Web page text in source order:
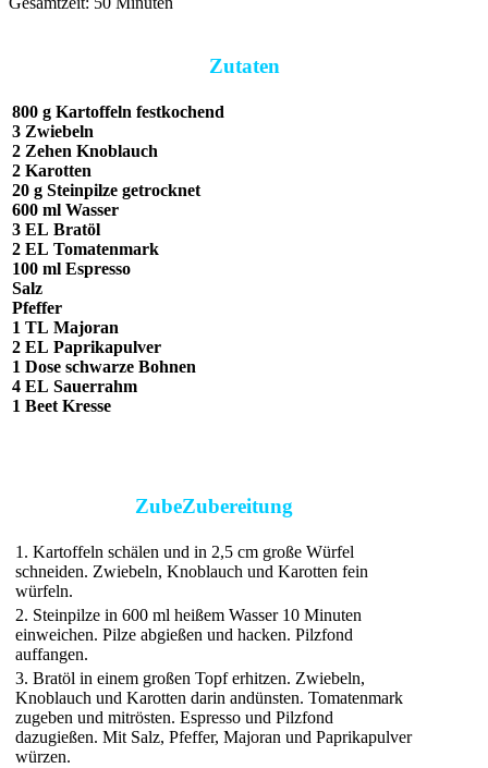
Zutaten
800 g Kartoffeln festkochend
3 Zwiebeln
2 Zehen Knoblauch
2 Karotten
20 g Steinpilze getrocknet
600 ml Wasser
3 EL Bratöl
2 EL Tomatenmark
100 ml Espresso
Salz
Pfeffer
1 TL Majoran
2 EL Paprikapulver
1 Dose schwarze Bohnen
4 EL Sauerrahm
1 Beet Kresse
ZubeZubereitung
1. Kartoffeln schälen und in 2,5 cm große Würfel
schneiden. Zwiebeln, Knoblauch und Karotten fein
würfeln.
2. Steinpilze in 600 ml heißem Wasser 10 Minuten
einweichen. Pilze abgießen und hacken. Pilzfond
auffangen.
3. Bratöl in einem großen Topf erhitzen. Zwiebeln,
Knoblauch und Karotten darin andünsten. Tomatenmark
zugeben und mitrösten. Espresso und Pilzfond
dazugießen. Mit Salz, Pfeffer, Majoran und Paprikapulver
würzen.